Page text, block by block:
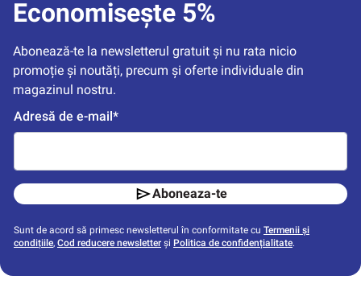
Economisește 5%
Abonează-te la newsletterul gratuit și nu rata nicio
promoție și noutăți, precum și oferte individuale din
magazinul nostru.
Adresă de e-mail*
Aboneaza-te
Sunt de acord să primesc newsletterul în conformitate cu Termenii și
condițiile, Cod reducere newsletter și Politica de confidențialitate.